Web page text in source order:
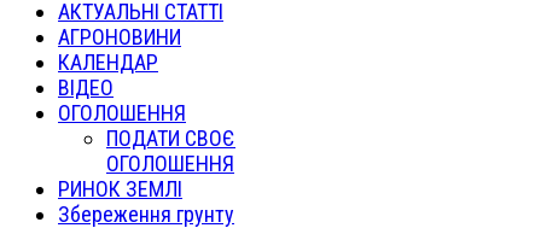
АКТУАЛЬНІ СТАТТІ
АГРОНОВИНИ
КАЛЕНДАР
ВІДЕО
ОГОЛОШЕННЯ
ПОДАТИ СВОЄ
ОГОЛОШЕННЯ
РИНОК ЗЕМЛІ
Збереження грунту